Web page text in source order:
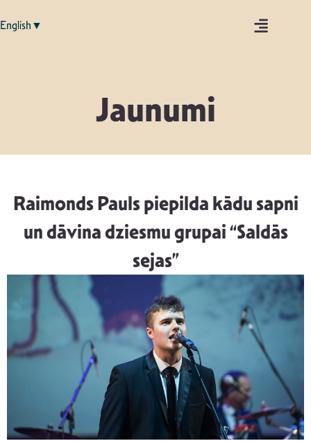
English▼
Jaunumi
Raimonds Pauls piepilda kādu sapni
un dāvina dziesmu grupai “Saldās
sejas”